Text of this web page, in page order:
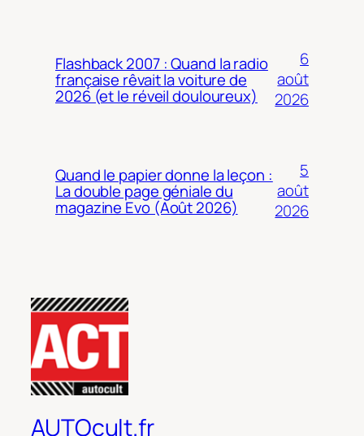
Flashback 2007 : Quand la radio
française rêvait la voiture de
2026 (et le réveil douloureux)
6
août
2026
Quand le papier donne la leçon :
La double page géniale du
magazine Evo (Août 2026)
5
août
2026
AUTOcult.fr